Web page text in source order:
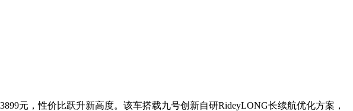
元，性价比跃升新高度。该车搭载九号创新自研RideyLONG长续航优化方案，